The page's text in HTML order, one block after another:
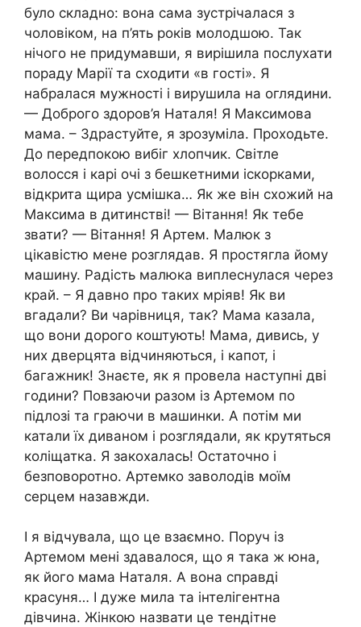
було складно: вона сама зустрічалася з
чоловіком, на п’ять років молодшою. Так
нічого не придумавши, я вирішила послухати
пораду Марії та сходити «в гості». Я
набралася мужності і вирушила на оглядини.
— Доброго здоров’я Наталя! Я Максимова
мама. – Здрастуйте, я зрозуміла. Проходьте.
До передпокою вибіг хлопчик. Світле
волосся і карі очі з бешкетними іскорками,
відкрита щира усмішка… Як же він схожий на
Максима в дитинстві! — Вітання! Як тебе
звати? — Вітання! Я Артем. Малюк з
цікавістю мене розглядав. Я простягла йому
машину. Радість малюка виплеснулася через
край. – Я давно про таких мріяв! Як ви
вгадали? Ви чарівниця, так? Мама казала,
що вони дорого коштують! Мама, дивись, у
них дверцята відчиняються, і капот, і
багажник! Знаєте, як я провела наступні дві
години? Повзаючи разом із Артемом по
підлозі та граючи в машинки. А потім ми
катали їх диваном і розглядали, як крутяться
коліщатка. Я закохалась! Остаточно і
безповоротно. Артемко заволодів моїм
серцем назавжди.
І я відчувала, що це взаємно. Поруч із
Артемом мені здавалося, що я така ж юна,
як його мама Наталя. А вона справді
красуня… І дуже мила та інтелігентна
дівчина. Жінкою назвати це тендітне